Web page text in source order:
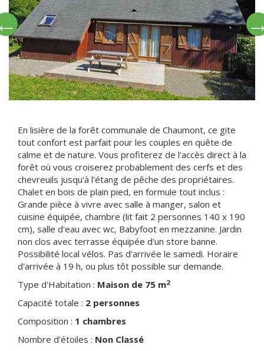
En lisière de la forêt communale de Chaumont, ce gite
tout confort est parfait pour les couples en quête de
calme et de nature. Vous profiterez de l'accès direct à la
forêt où vous croiserez probablement des cerfs et des
chevreuils jusqu'à l'étang de pêche des propriétaires.
Chalet en bois de plain pied, en formule tout inclus :
Grande pièce à vivre avec salle à manger, salon et
cuisine équipée, chambre (lit fait 2 personnes 140 x 190
cm), salle d'eau avec wc, Babyfoot en mezzanine. Jardin
non clos avec terrasse équipée d'un store banne.
Possibilité local vélos. Pas d'arrivée le samedi. Horaire
d'arrivée à 19 h, ou plus tôt possible sur demande.
Type d'Habitation : Maison de 75 m2
Capacité totale : 2 personnes
Composition : 1 chambres
Nombre d'étoiles : Non Classé